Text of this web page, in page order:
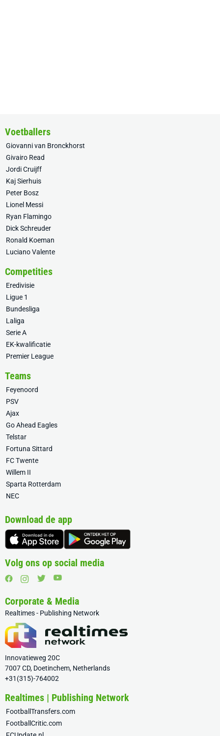
Voetballers
Giovanni van Bronckhorst
Givairo Read
Jordi Cruijff
Kaj Sierhuis
Peter Bosz
Lionel Messi
Ryan Flamingo
Dick Schreuder
Ronald Koeman
Luciano Valente
Competities
Eredivisie
Ligue 1
Bundesliga
Laliga
Serie A
EK-kwalificatie
Premier League
Teams
Feyenoord
PSV
Ajax
Go Ahead Eagles
Telstar
Fortuna Sittard
FC Twente
Willem II
Sparta Rotterdam
NEC
Download de app
Volg ons op social media
Corporate & Media
Realtimes - Publishing Network
Innovatieweg 20C
7007 CD, Doetinchem, Netherlands
+31(315)-764002
Realtimes | Publishing Network
FootballTransfers.com
FootballCritic.com